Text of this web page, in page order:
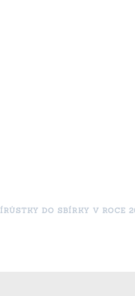
DO SBÍRKY V ROCE